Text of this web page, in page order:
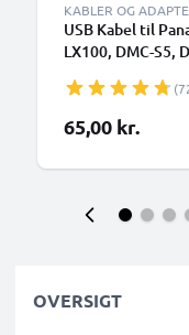
KABLER OG
USB Kabel til
LX100, DMC-S5,
DMC-GF6, DMC-
DMC-GF1, DMC-
LX3 - 1.5m,
65,00 kr.
OVERSIGT